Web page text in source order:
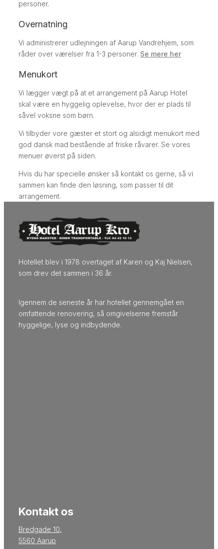
personer.
Overnatning
​Vi administrerer udlejningen af Aarup Vandrehjem, som
råder over værelser fra 1-3 personer. Se mere her
Menukort
Vi lægger vægt på at et arrangement på Aarup Hotel
skal være en hyggelig oplevelse, hvor der er plads til
såvel voksne som børn.
​Vi tilbyder vore gæster et stort og alsidigt menukort med
god dansk mad bestående af friske råvarer. ​Se vores
menuer øverst på siden.
​Hvis du har specielle ønsker så kontakt os gerne, så vi
sammen kan finde den løsning, som passer til dit
arrangement.
Hotellet blev i 1978 overtaget af Karen og Kaj Nielsen,
som drev det sammen i 36 år.
Igennem de seneste år har hotellet gennemgået en
omfattende renovering, så omgivelserne fremstår
hyggelige, lyse og indbydende.
Kontakt os
Bredgade 10,
5560 Aarup